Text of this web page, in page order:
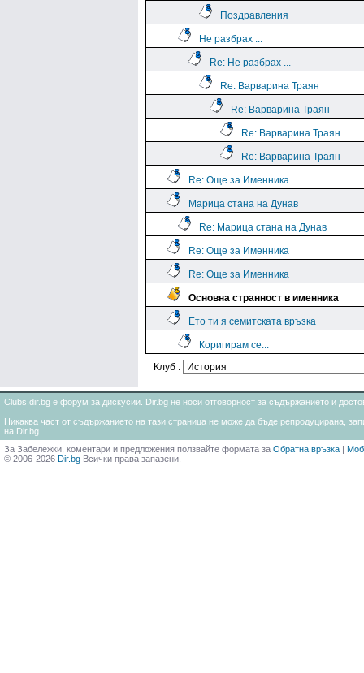
Поздравления
Не разбрах ...
Re: Не разбрах ...
Re: Варварина Траян
Re: Варварина Траян
Re: Варварина Траян
Re: Варварина Траян
Re: Още за Именника
Марица стана на Дунав
Re: Марица стана на Дунав
Re: Още за Именника
Re: Още за Именника
Основна странност в именника
Ето ти я семитската връзка
Коригирам се...
Клуб :
Clubs.dir.bg е форум за дискусии. Dir.bg не носи отговорност за съдържанието и
Никаква част от съдържанието на тази страница не може да бъде репродуцирана,
на Dir.bg
За Забележки, коментари и предложения ползвайте формата за Обратна връзка |
© 2006-2026 Dir.bg Всички права запазени.